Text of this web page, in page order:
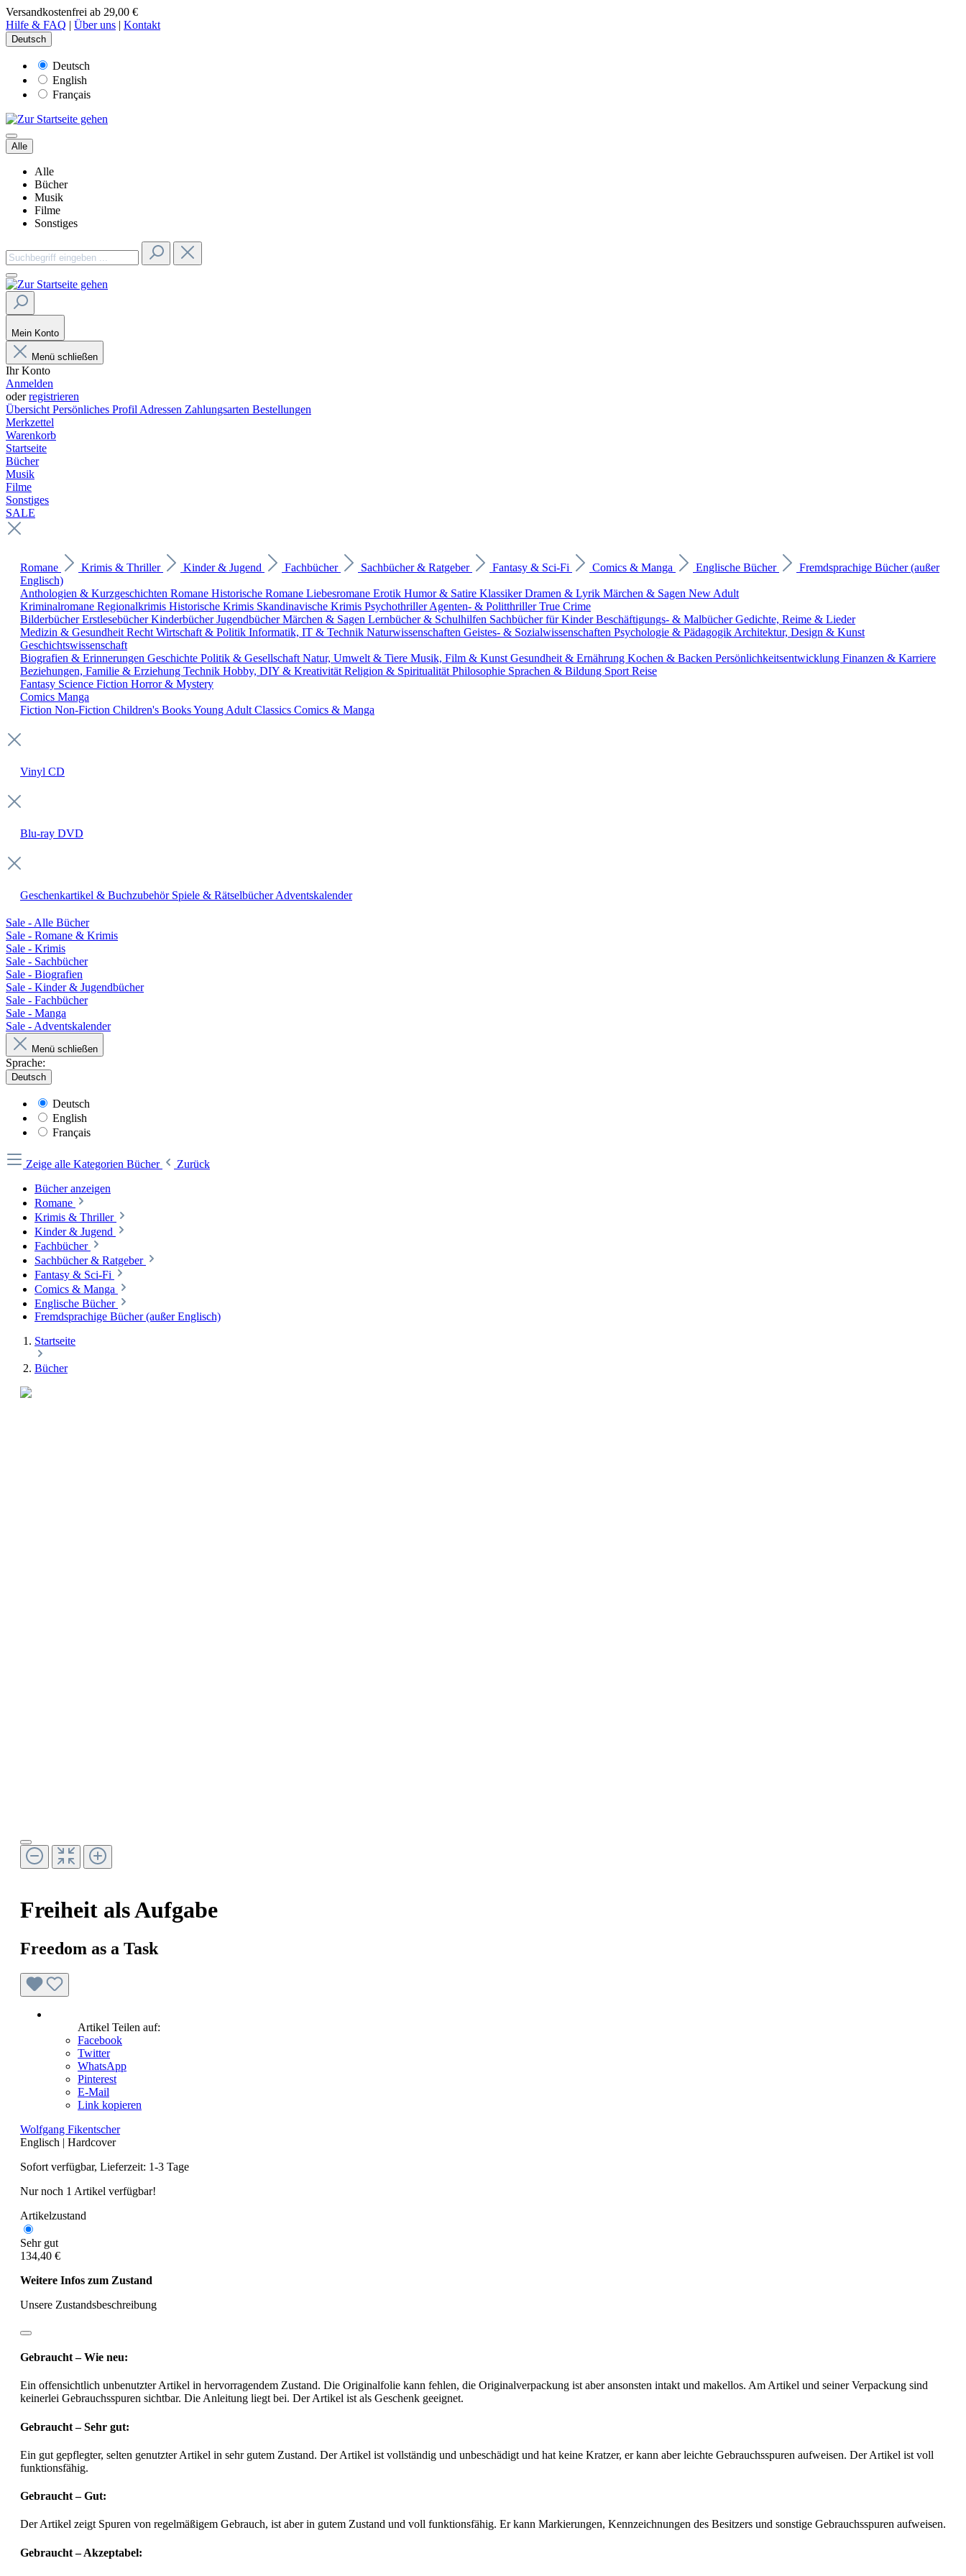
Versandkostenfrei ab 29,00 €
Hilfe & FAQ | Über uns | Kontakt
Deutsch
Deutsch
English
Français
Alle
Alle
Bücher
Musik
Filme
Sonstiges
Mein Konto
Menü schließen
Ihr Konto
Anmelden
oderregistrieren
Übersicht Persönliches Profil Adressen Zahlungsarten Bestellungen
Merkzettel
Warenkorb
Startseite
Bücher
Musik
Filme
Sonstiges
SALE
Romane Krimis & Thriller Kinder & Jugend Fachbücher Sachbücher & Ratgeber Fantasy & Sci-Fi Comics & Manga Englische Bücher
Fremdsprachige Bücher (außer
Englisch)
Anthologien & Kurzgeschichten Romane Historische Romane Liebesromane Erotik Humor & Satire KlassikerDramen & Lyrik Märchen & Sagen New Adult
Kriminalromane Regionalkrimis Historische Krimis Skandinavische Krimis PsychothrillerAgenten- & PolitthrillerTrue Crime
BilderbücherErstlesebücherKinderbücherJugendbücherMärchen & Sagen Lernbücher & Schulhilfen Sachbücher für KinderBeschäftigungs- & MalbücherGedichte, Reime & Lieder
Medizin & Gesundheit Recht Wirtschaft & Politik Informatik, IT & Technik Naturwissenschaften Geistes- & Sozialwissenschaften Psychologie & Pädagogik Architektur, Design & Kunst
Geschichtswissenschaft
Biografien & Erinnerungen Geschichte Politik & Gesellschaft Natur, Umwelt & Tiere Musik, Film & Kunst Gesundheit & Ernährung Kochen & Backen Persönlichkeitsentwicklung Finanzen & Karriere
Beziehungen, Familie & Erziehung Technik Hobby, DIY & Kreativität Religion & Spiritualität Philosophie Sprachen & Bildung Sport Reise
Fantasy Science Fiction Horror & Mystery
Comics Manga
Fiction Non-Fiction Children's BooksYoung Adult Classics Comics & Manga
Vinyl CD
Blu-ray DVD
Geschenkartikel & Buchzubehör Spiele & RätselbücherAdventskalender
Sale - Alle Bücher
Sale - Romane & Krimis
Sale - Krimis
Sale - Sachbücher
Sale - Biografien
Sale - Kinder & Jugendbücher
Sale - Fachbücher
Sale - Manga
Sale - Adventskalender
Menü schließen
Sprache:
Deutsch
Deutsch
English
Français
Zeige alle Kategorien Bücher
Zurück
Bücher anzeigen
Romane
Krimis & Thriller
Kinder & Jugend
Fachbücher
Sachbücher & Ratgeber
Fantasy & Sci-Fi
Comics & Manga
Englische Bücher
Fremdsprachige Bücher (außer Englisch)
Startseite
Bücher
Freiheit als Aufgabe
Freedom as a Task
Artikel Teilen auf:
Facebook
Twitter
WhatsApp
Pinterest
E-Mail
Link kopieren
Wolfgang Fikentscher
Englisch | Hardcover
Sofort verfügbar, Lieferzeit: 1-3 Tage
Nur noch 1 Artikel verfügbar!
Artikelzustand
Sehr gut
134,40 €
Weitere Infos zum Zustand
Unsere Zustandsbeschreibung
Gebraucht – Wie neu:
Ein offensichtlich unbenutzter Artikel in hervorragendem Zustand. Die Originalfolie kann fehlen, die Originalverpackung ist aber ansonsten intakt und makellos. Am Artikel und seiner Verpackung sind
keinerlei Gebrauchsspuren sichtbar. Die Anleitung liegt bei. Der Artikel ist als Geschenk geeignet.
Gebraucht – Sehr gut:
Ein gut gepflegter, selten genutzter Artikel in sehr gutem Zustand. Der Artikel ist vollständig und unbeschädigt und hat keine Kratzer, er kann aber leichte Gebrauchsspuren aufweisen. Der Artikel ist voll
funktionsfähig.
Gebraucht – Gut:
Der Artikel zeigt Spuren von regelmäßigem Gebrauch, ist aber in gutem Zustand und voll funktionsfähig. Er kann Markierungen, Kennzeichnungen des Besitzers und sonstige Gebrauchsspuren aufweisen.
Gebraucht – Akzeptabel: